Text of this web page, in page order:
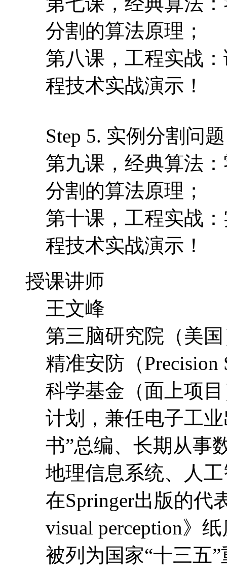
分割的算法原理；
第八课，工程实战
程技术实战演示！
Step 5. 实例分割问题
第九课，经典算法
分割的算法原理；
第十课，工程实战
程技术实战演示！
授课讲师
王文峰
第三脑研究院（美
精准安防（
科学基金（面上项
计划，兼任电子工
书”总编、长期从事
地理信息系统、人
在Springer出版的代
visual perception》
被列为国家“十三五